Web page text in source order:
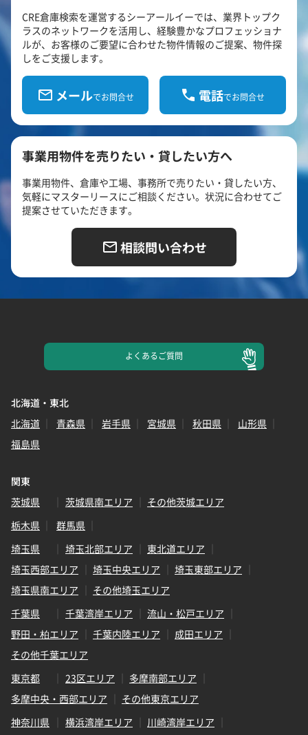
CRE倉庫検索を運営するシーアールイーでは、業界トップク
ラスのネットワークを活用し、経験豊かなプロフェッショナ
ルが、お客様のご要望に合わせた物件情報のご提案、物件探
しをご支援します。
メールでお問合せ 電話でお問合せ
事業用物件を売りたい・貸したい方へ
事業用物件、倉庫や工場、事務所で売りたい・貸したい方、
気軽にマスターリースにご相談ください。状況に合わせてご
提案させていただきます。
相談問い合わせ
よくあるご質問
北海道・東北
北海道
青森県 岩手県 宮城県 秋田県
山形県
福島県
関東
茨城県
茨城県南エリア
その他茨城エリア
栃木県
群馬県
埼玉県
埼玉北部エリア
東北道エリア
埼玉西部エリア
埼玉中央エリア
埼玉東部エリア
埼玉県南エリア
その他埼玉エリア
千葉県
千葉湾岸エリア
流山・松戸エリア
野田・柏エリア
千葉内陸エリア
成田エリア
その他千葉エリア
東京都
23区エリア
多摩南部エリア
多摩中央・西部エリア
その他東京エリア
神奈川県
横浜湾岸エリア
川崎湾岸エリア